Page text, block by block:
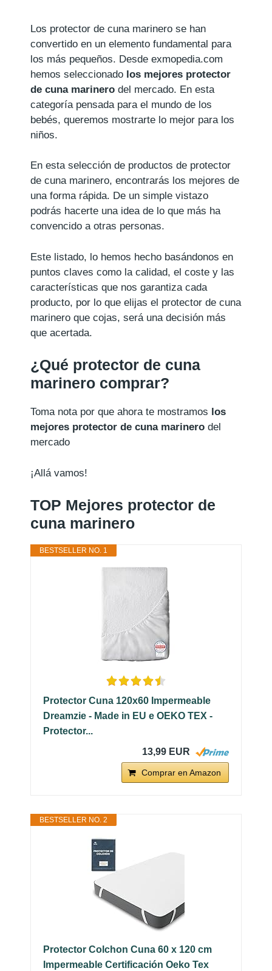
Los protector de cuna marinero se han
convertido en un elemento fundamental para
los más pequeños. Desde exmopedia.com
hemos seleccionado los mejores protector
de cuna marinero del mercado. En esta
categoría pensada para el mundo de los
bebés, queremos mostrarte lo mejor para los
niños.
En esta selección de productos de protector
de cuna marinero, encontrarás los mejores de
una forma rápida. De un simple vistazo
podrás hacerte una idea de lo que más ha
convencido a otras personas.
Este listado, lo hemos hecho basándonos en
puntos claves como la calidad, el coste y las
características que nos garantiza cada
producto, por lo que elijas el protector de cuna
marinero que cojas, será una decisión más
que acertada.
¿Qué protector de cuna
marinero comprar?
Toma nota por que ahora te mostramos los
mejores protector de cuna marinero del
mercado
¡Allá vamos!
TOP Mejores protector de
cuna marinero
BESTSELLER NO. 1
Protector Cuna 120x60 Impermeable
Dreamzie - Made in EU e OEKO TEX -
Protector...
13,99 EUR
Comprar en Amazon
BESTSELLER NO. 2
Protector Colchon Cuna 60 x 120 cm
Impermeable Certificación Oeko Tex